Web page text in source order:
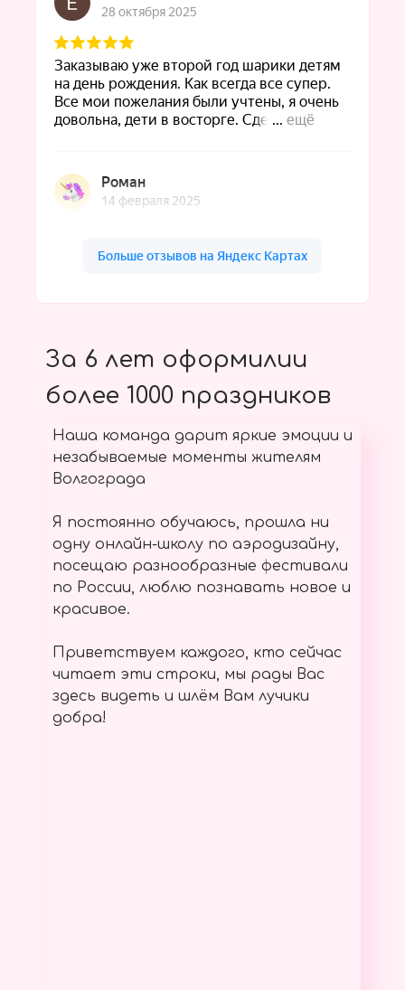
За 6 лет оформилии
более 1000 праздников
Наша команда дарит яркие эмоции и
незабываемые моменты жителям
Волгограда
Я постоянно обучаюсь, прошла ни
одну онлайн-школу по аэродизайну,
посещаю разнообразные фестивали
по России, люблю познавать новое и
красивое.
Приветствуем каждого, кто сейчас
читает эти строки, мы рады Вас
здесь видеть и шлём Вам лучики
добра!